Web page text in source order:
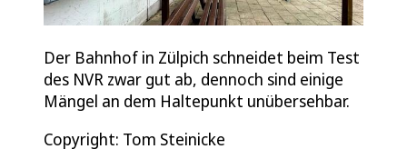
Der Bahnhof in Zülpich schneidet beim Test
des NVR zwar gut ab, dennoch sind einige
Mängel an dem Haltepunkt unübersehbar.
Copyright: Tom Steinicke